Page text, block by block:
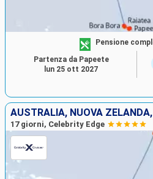
Pensione
Partenza da Papeete
lun 25 ott 2027
AUSTRALIA, NUOVA
17 giorni, Celebrity Edge